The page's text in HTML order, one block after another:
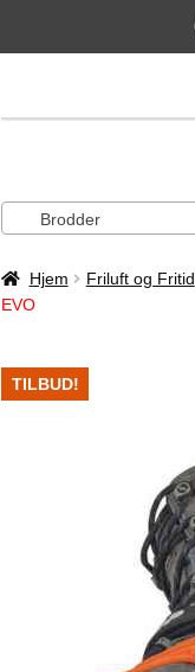
Brodder
Hjem Friluft og Fritid
EVO
TILBUD!